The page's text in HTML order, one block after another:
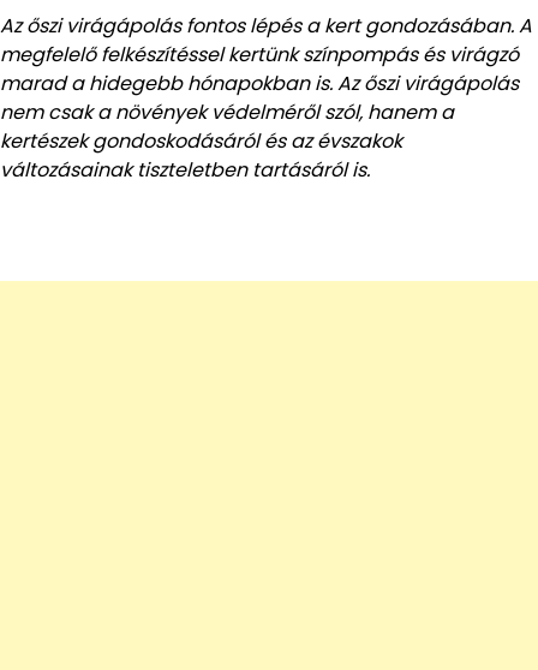
Az őszi virágápolás fontos lépés a kert gondozásában. A
megfelelő felkészítéssel kertünk színpompás és virágzó
marad a hidegebb hónapokban is. Az őszi virágápolás
nem csak a növények védelméről szól, hanem a
kertészek gondoskodásáról és az évszakok
változásainak tiszteletben tartásáról is.